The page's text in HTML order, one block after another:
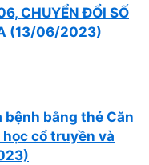
CHUYỂN ĐỔI SỐ
(13/06/2023)
bằng thẻ Căn
cổ truyền và